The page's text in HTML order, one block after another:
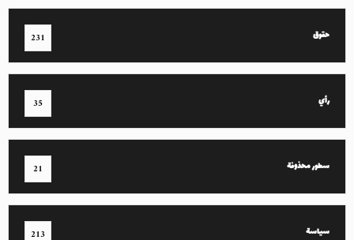
حقوق 231
رأي 35
سطور محذوفة 21
سياسة 213